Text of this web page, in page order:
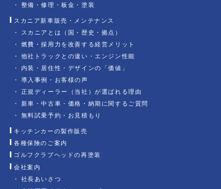
整備・修理・板金・塗装
スカニア新車販売・メンテナンス
スカニアとは（国・歴史・拠点）
燃費・採用力を改善する経営メリット
他社トラックとの違い・エンジン性能
内装・居住性・デザインの「価値」
導入事例・お客様の声
正規ディーラー（当社）が選ばれる理由
新車・中古車・価格・納期に関するご質問
無料試乗予約・お見積もり
キッチンカーの製作販売
各種保険のご案内
ゴルフクラブヘッドの再塗装
会社案内
社長あいさつ